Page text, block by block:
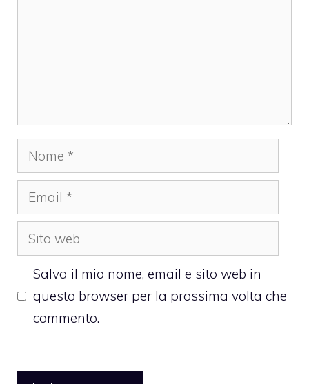
Nome
Email
Sito
web
Salva il mio nome, email e sito web in
questo browser per la prossima volta che
commento.